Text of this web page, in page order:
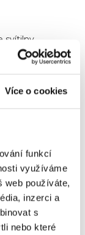
Více o cookies
funkcí
využíváme
web používáte,
inzerci a
s
nebo které
svítilny
hliníku
na kapsu nebo